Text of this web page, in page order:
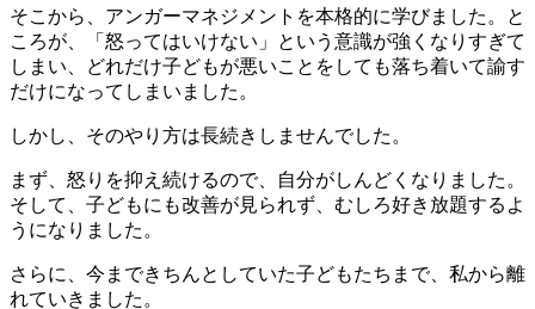
そこから、アンガーマネジメントを本格的に学びました。と
ころが、「怒ってはいけない」という意識が強くなりすぎて
しまい、どれだけ子どもが悪いことをしても落ち着いて諭す
だけになってしまいました。
しかし、そのやり方は長続きしませんでした。
まず、怒りを抑え続けるので、自分がしんどくなりました。
そして、子どもにも改善が見られず、むしろ好き放題するよ
うになりました。
さらに、今まできちんとしていた子どもたちまで、私から離
れていきました。